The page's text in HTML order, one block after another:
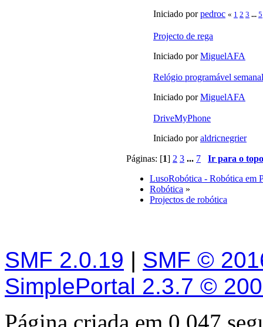
Iniciado porpedroc « 1 2 3 ... 5
Projecto de rega
Iniciado porMiguelAFA
Relógio programável semanal
Iniciado porMiguelAFA
DriveMyPhone
Iniciado poraldricnegrier
Páginas: [1] 2 3 ... 7
Ir para o topo
LusoRobótica - Robótica em
Robótica »
Projectos de robótica
SMF 2.0.19 | SMF ©
SimplePortal 2.3.7 ©